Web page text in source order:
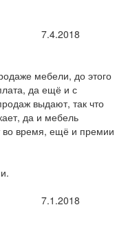
7.4.2018
мебели, до этого
да ещё и с
выдают, так что
да и мебель
во время, ещё и премии
7.1.2018